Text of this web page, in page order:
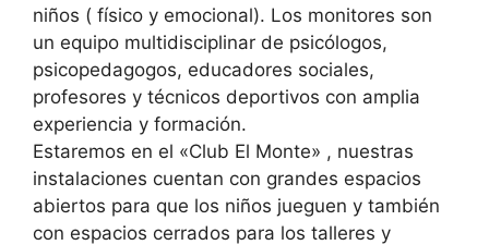
niños ( físico y emocional). Los monitores son
un equipo multidisciplinar de psicólogos,
psicopedagogos, educadores sociales,
profesores y técnicos deportivos con amplia
experiencia y formación.
Estaremos en el «Club El Monte» , nuestras
instalaciones cuentan con grandes espacios
abiertos para que los niños jueguen y también
con espacios cerrados para los talleres y